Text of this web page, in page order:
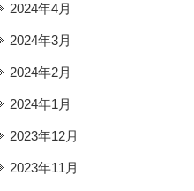
2024年4月
2024年3月
2024年2月
2024年1月
2023年12月
2023年11月